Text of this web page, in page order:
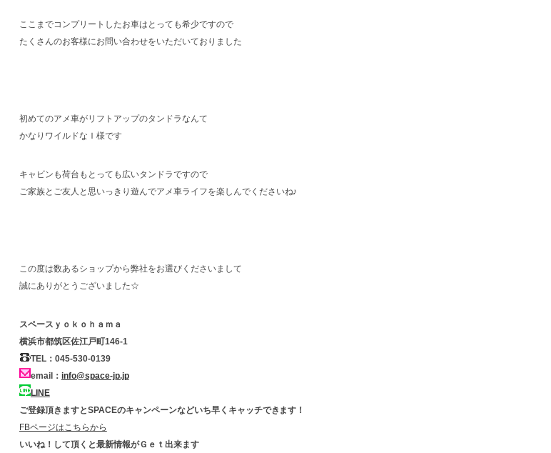
ここまでコンプリートしたお車はとっても希少ですので
たくさんのお客様にお問い合わせをいただいておりました
初めてのアメ車がリフトアップのタンドラなんて
かなりワイルドなＩ様です
キャビンも荷台もとっても広いタンドラですので
ご家族とご友人と思いっきり遊んでアメ車ライフを楽しんでくださいね♪
この度は数あるショップから弊社をお選びくださいまして
誠にありがとうございました☆
スペースｙｏｋｏｈａｍａ
横浜市都筑区佐江戸町146-1
TEL：045-530-0139
email： info@space-jp.jp
LINE
ご登録頂きますとSPACEのキャンペーンなどいち早くキャッチできます！
FBページはこちらから
いいね！して頂くと最新情報がＧｅｔ出来ます